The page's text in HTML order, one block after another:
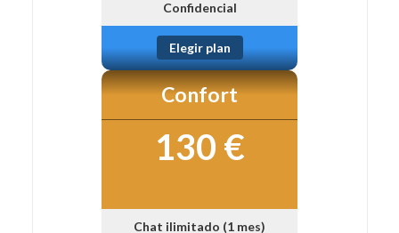
Confidencial
Elegir plan
Confort
130 €
Chat ilimitado (1 mes)